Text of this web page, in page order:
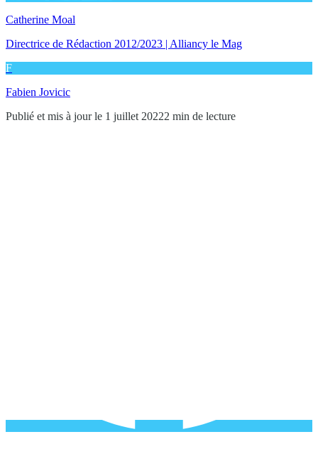
Catherine Moal
Directrice de Rédaction 2012/2023 | Alliancy le Mag
F
Fabien Jovicic
Publié et mis à jour le 1 juillet 20222 min de lecture